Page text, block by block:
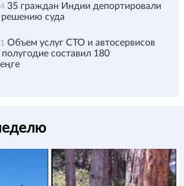
35 граждан Индии депортировали
суда
Объем услуг СТО и автосервисов
полугодие составил 180